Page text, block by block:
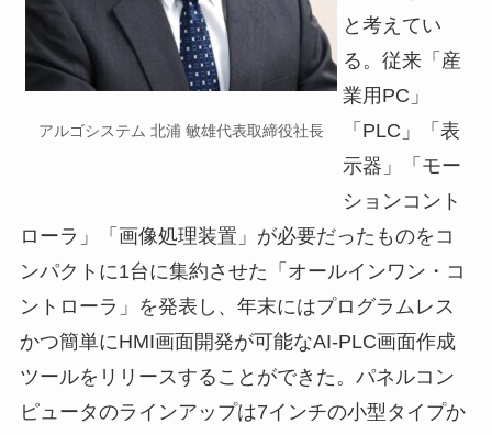
アルゴシステム 北浦 敏雄代表取締役社長
と考えてい
る。従来「産
業用PC」
「PLC」「表
示器」「モー
ションコント
ローラ」「画像処理装置」が必要だったものをコ
ンパクトに1台に集約させた「オールインワン・コ
ントローラ」を発表し、年末にはプログラムレス
かつ簡単にHMI画面開発が可能なAI-PLC画面作成
ツールをリリースすることができた。パネルコン
ピュータのラインアップは7インチの小型タイプか